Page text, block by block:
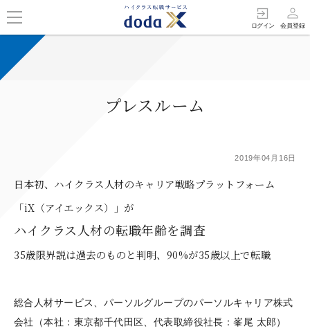
exit_to_app
ログイン
person_outline
会員登録
プレスルーム
2019年04月16日
日本初、ハイクラス人材のキャリア戦略プラットフォーム
「iX（アイエックス）」が
ハイクラス人材の転職年齢を調査
35歳限界説は過去のものと判明、90%が35歳以上で転職
総合人材サービス、パーソルグループのパーソルキャリア株式
会社（本社：東京都千代田区、代表取締役社長：峯尾 太郎）